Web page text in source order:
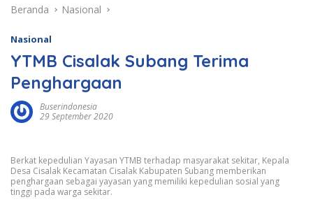
Beranda Nasional
Nasional
YTMB Cisalak Subang Terima
Penghargaan
Buserindonesia
29 September 2020
Berkat kepedulian Yayasan YTMB terhadap masyarakat sekitar, Kepala
Desa Cisalak Kecamatan Cisalak Kabupaten Subang memberikan
penghargaan sebagai yayasan yang memiliki kepedulian sosial yang
tinggi pada warga sekitar.